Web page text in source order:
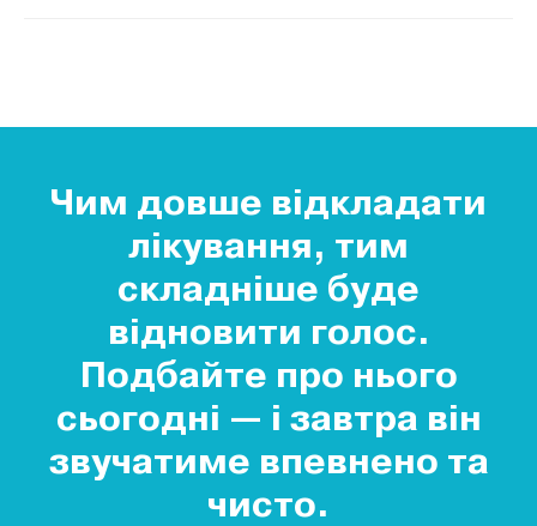
Чим довше відкладати
лікування, тим
складніше буде
відновити голос.
Подбайте про нього
сьогодні — і завтра він
звучатиме впевнено та
чисто.